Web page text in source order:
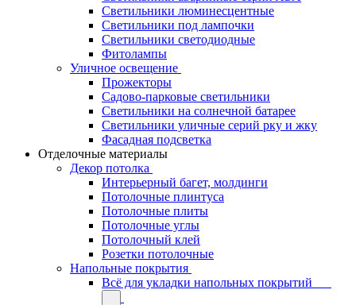
Светильники люминесцентные
Светильники под лампочки
Светильники светодиодные
Фитолампы
Уличное освещение
Прожекторы
Садово-парковые светильники
Светильники на солнечной батарее
Светильники уличные серий рку и жку
Фасадная подсветка
Отделочные материалы
Декор потолка
Интерьерный багет, молдинги
Потолочные плинтуса
Потолочные плиты
Потолочные углы
Потолочный клей
Розетки потолочные
Напольные покрытия
Всё для укладки напольных покрытий